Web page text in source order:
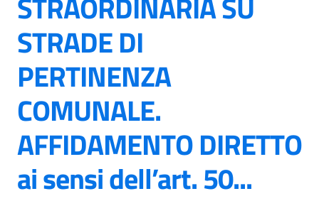
STRADE DI
PERTINENZA
COMUNALE.
AFFIDAMENTO DIRETTO
ai sensi dell’art. 50...